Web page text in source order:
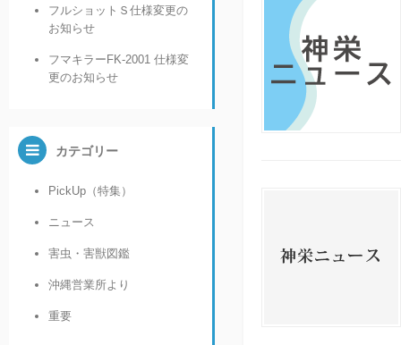
フルショットＳ仕様変更の
お知らせ
フマキラーFK-2001 仕様変
更のお知らせ
カテゴリー
PickUp（特集）
ニュース
害虫・害獣図鑑
沖縄営業所より
重要